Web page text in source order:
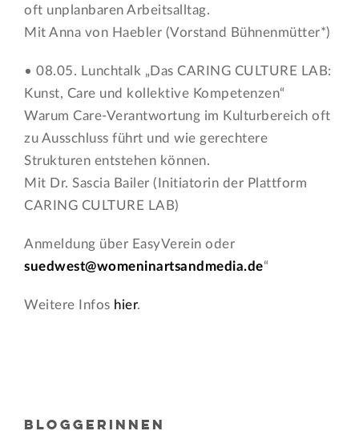
oft unplanbaren Arbeitsalltag.
Mit Anna von Haebler (Vorstand Bühnenmütter*)
• 08.05. Lunchtalk „Das CARING CULTURE LAB:
Kunst, Care und kollektive Kompetenzen“
Warum Care-Verantwortung im Kulturbereich oft
zu Ausschluss führt und wie gerechtere
Strukturen entstehen können.
Mit Dr. Sascia Bailer (Initiatorin der Plattform
CARING CULTURE LAB)
Anmeldung über EasyVerein oder
suedwest@womeninartsandmedia.de“
Weitere Infos hier.
BLOGGERINNEN